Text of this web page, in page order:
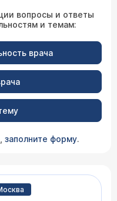
вопросы и ответы
и темам:
врача
заполните форму.